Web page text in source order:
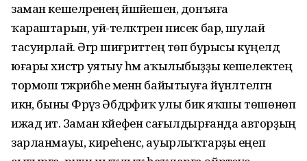
заман кешеләренең йәшәйешен, донъяға
ҡараштарын, уй-теләктәрен нисек бар, шулай
тасуирлай. Әгәр шиғриәттең төп бурысы күңелдә
юғары хистәр уятыу һәм аҡылыбыҙҙы кешелектең
тормош тәжрибәһе менән байытыуға йүнәлтелгән
икән, быны Фәрүәз Әбдрәфиҡ улы бик яҡшы төшөнөп
ижад итә. Заман кәйефен сағылдырғанда авторҙың
зарланмауы, киреһенсә, ауырлыҡтарҙы еңеп